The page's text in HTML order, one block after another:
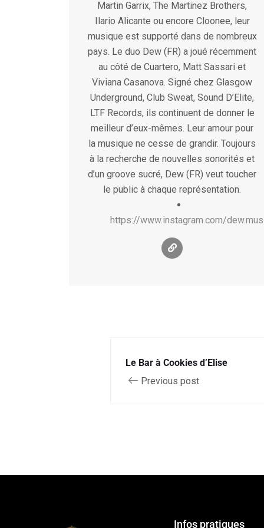
Martin Garrix, The Martinez Brothers,
Ilario Alicante ou encore Cloonee, leur
musique est supporté dans de nombreux
pays. Le duo Dew (FR) a joué récemment
au côté de Cuartero, Matt Sassari et
Viviana Casanova. Signé chez Glasgow
Underground, Club Sweat, Sound D’Elite,
LTF Records, ils continuent de donner le
meilleur d’eux-mêmes. Leur amour pour
la musique ne cesse de grandir. Toujours
à la recherche de nouvelles sonorités et
d’un groove sucré, Dew (FR) veut toucher
le public à chaque représentation.
https://www.instagram.com/
Le Bar à Cookies d’Elise
Previous post
Infos pratiques